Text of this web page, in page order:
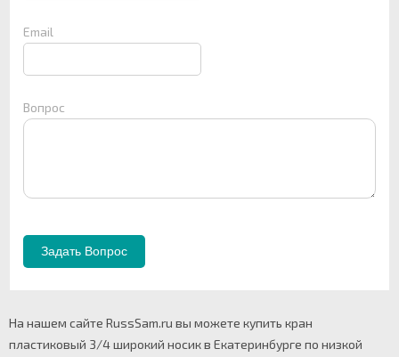
Email
Вопрос
На нашем сайте RussSam.ru вы можете купить кран
пластиковый 3/4 широкий носик в Екатеринбурге по низкой